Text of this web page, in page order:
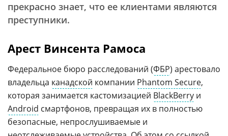
прекрасно знает, что ее клиентами являются
преступники.
Арест Винсента Рамоса
Федеральное бюро расследований (ФБР) арестовало
владельца канадской компании Phantom Secure,
которая занимается кастомизацией BlackBerry и
Android смартфонов, превращая их в полностью
безопасные, непрослушиваемые и